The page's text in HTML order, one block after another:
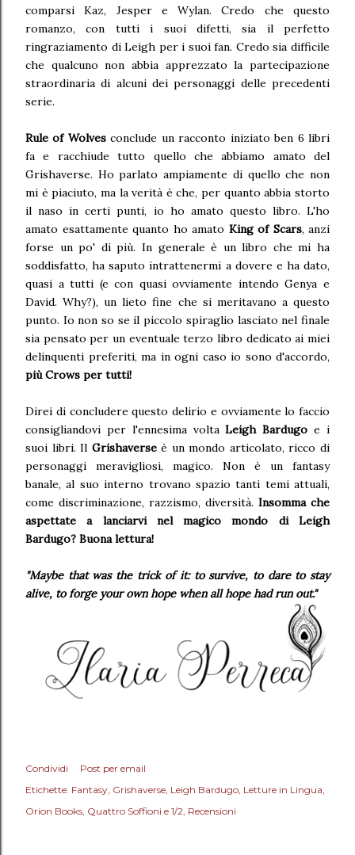
comparsi Kaz, Jesper e Wylan. Credo che questo
romanzo, con tutti i suoi difetti, sia il perfetto
ringraziamento di Leigh per i suoi fan. Credo sia difficile
che qualcuno non abbia apprezzato la partecipazione
straordinaria di alcuni dei personaggi delle precedenti
serie.
Rule of Wolvesconclude un racconto iniziato ben 6 libri
fa e racchiude tutto quello che abbiamo amato del
Grishaverse. Ho parlato ampiamente di quello che non
mi è piaciuto, ma la verità è che, per quanto abbia storto
il naso in certi punti, io ho amato questo libro. L'ho
amato esattamente quanto ho amato King of Scars, anzi
forse un po' di più. In generale è un libro che mi ha
soddisfatto, ha saputo intrattenermi a dovere e ha dato,
quasi a tutti (e con quasi ovviamente intendo Genya e
David. Why?), un lieto fine che si meritavano a questo
punto. Io non so se il piccolo spiraglio lasciato nel finale
sia pensato per un eventuale terzo libro dedicato ai miei
delinquenti preferiti, ma in ogni caso io sono d'accordo,
più Crows per tutti!
Direi di concludere questo delirio e ovviamente lo faccio
consigliandovi per l'ennesima voltaLeigh Bardugo e i
suoi libri. Il Grishaverseè un mondo articolato, ricco di
personaggi meravigliosi, magico. Non è un fantasy
banale, al suo interno trovano spazio tanti temi attuali,
come discriminazione, razzismo, diversità. Insomma che
aspettate a lanciarvi nel magico mondo di Leigh
Bardugo? Buona lettura!
"Maybe that was the trick of it: to survive, to dare to stay
alive, to forge your own hope when all hope had run out."
Condividi
Post per email
Etichette: Fantasy Grishaverse Leigh Bardugo Letture in Lingua
Orion Books Quattro Soffioni e 1/2 Recensioni